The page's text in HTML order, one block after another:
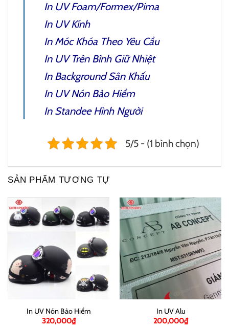
In UV Foam/Formex/Pima
In UV Kính
In Móc Khóa Theo Yêu Cầu
In UV Trên Bình Giữ Nhiệt
In Background Sân Khấu
In UV Nón Bảo Hiểm
In Standee Hình Người
5/5 - (1 bình chọn)
SẢN PHẨM TƯƠNG TỰ
In UV Nón Bảo Hiểm
320,000₫
In UV Alu
200,000₫